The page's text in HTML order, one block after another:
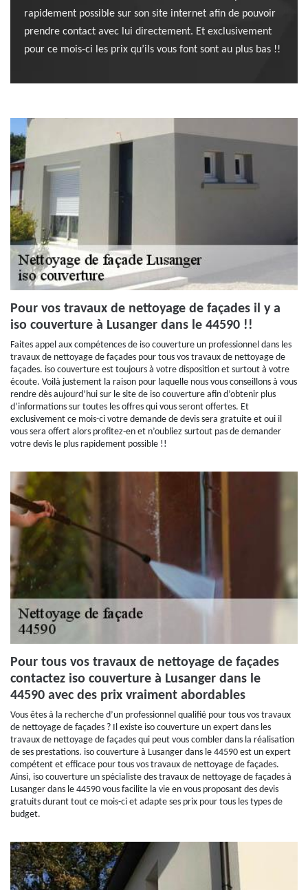
rapidement possible sur son site internet afin de pouvoir
prendre contact avec lui directement. Et exclusivement
pour ce mois-ci les prix qu’ils vous font sont au plus bas !!
Pour vos travaux de nettoyage de façades il y a
iso couverture à Lusanger dans le 44590 !!
Faites appel aux compétences de iso couverture un professionnel dans les
travaux de nettoyage de façades pour tous vos travaux de nettoyage de
façades. iso couverture est toujours à votre disposition et surtout à votre
écoute. Voilà justement la raison pour laquelle nous vous conseillons à vous
rendre dès aujourd’hui sur le site de iso couverture afin d’obtenir plus
d’informations sur toutes les offres qui vous seront offertes. Et
exclusivement ce mois-ci votre demande de devis sera gratuite et oui il
vous sera offert alors profitez-en et n’oubliez surtout pas de demander
votre devis le plus rapidement possible !!
Pour tous vos travaux de nettoyage de façades
contactez iso couverture à Lusanger dans le
44590 avec des prix vraiment abordables
Vous êtes à la recherche d’un professionnel qualifié pour tous vos travaux
de nettoyage de façades ? Il existe iso couverture un expert dans les
travaux de nettoyage de façades qui peut vous combler dans la réalisation
de ses prestations. iso couverture à Lusanger dans le 44590 est un expert
compétent et efficace pour tous vos travaux de nettoyage de façades.
Ainsi, iso couverture un spécialiste des travaux de nettoyage de façades à
Lusanger dans le 44590 vous facilite la vie en vous proposant des devis
gratuits durant tout ce mois-ci et adapte ses prix pour tous les types de
budget.